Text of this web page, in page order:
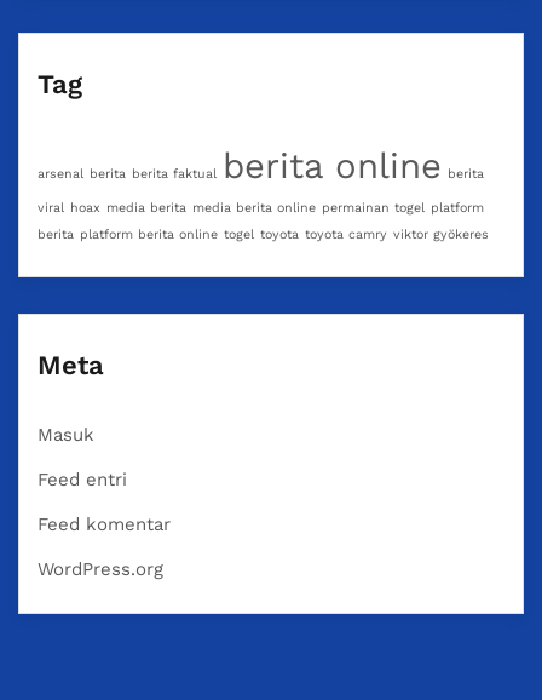
Tag
arsenal berita berita faktual berita online berita
viral hoax media berita media berita online permainan togel platform
berita platform berita online togel toyota toyota camry viktor gyökeres
Meta
Masuk
Feed entri
Feed komentar
WordPress.org